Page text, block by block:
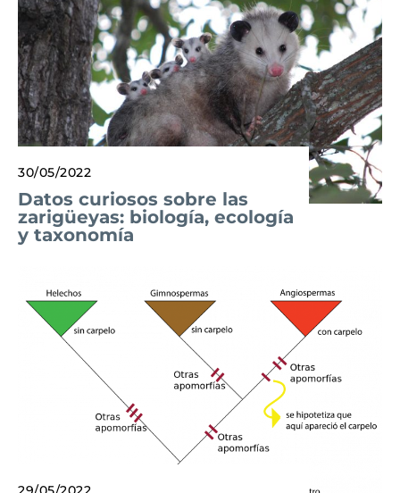
30/05/2022
Datos curiosos sobre las
zarigüeyas: biología, ecología
y taxonomía